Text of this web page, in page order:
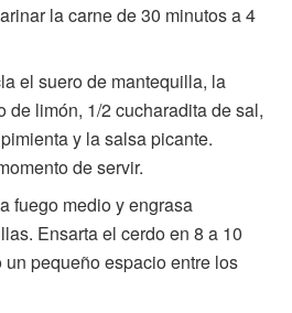
la carne de 30 minutos a 4
el suero de mantequilla, la
de limón, 1/2 cucharadita de sal,
y la salsa picante.
de servir.
fuego medio y engrasa
Ensarta el cerdo en 8 a 10
pequeño espacio entre los